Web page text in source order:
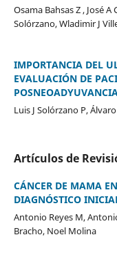
Osama Bahsas Z , José
Solórzano, Wladimir J
IMPORTANCIA DEL
EVALUACIÓN DE
Luis J Solórzano P,
Artículos de
CÁNCER DE MAMA
DIAGNÓSTICO
Antonio Reyes M,
Bracho, Noel Molina